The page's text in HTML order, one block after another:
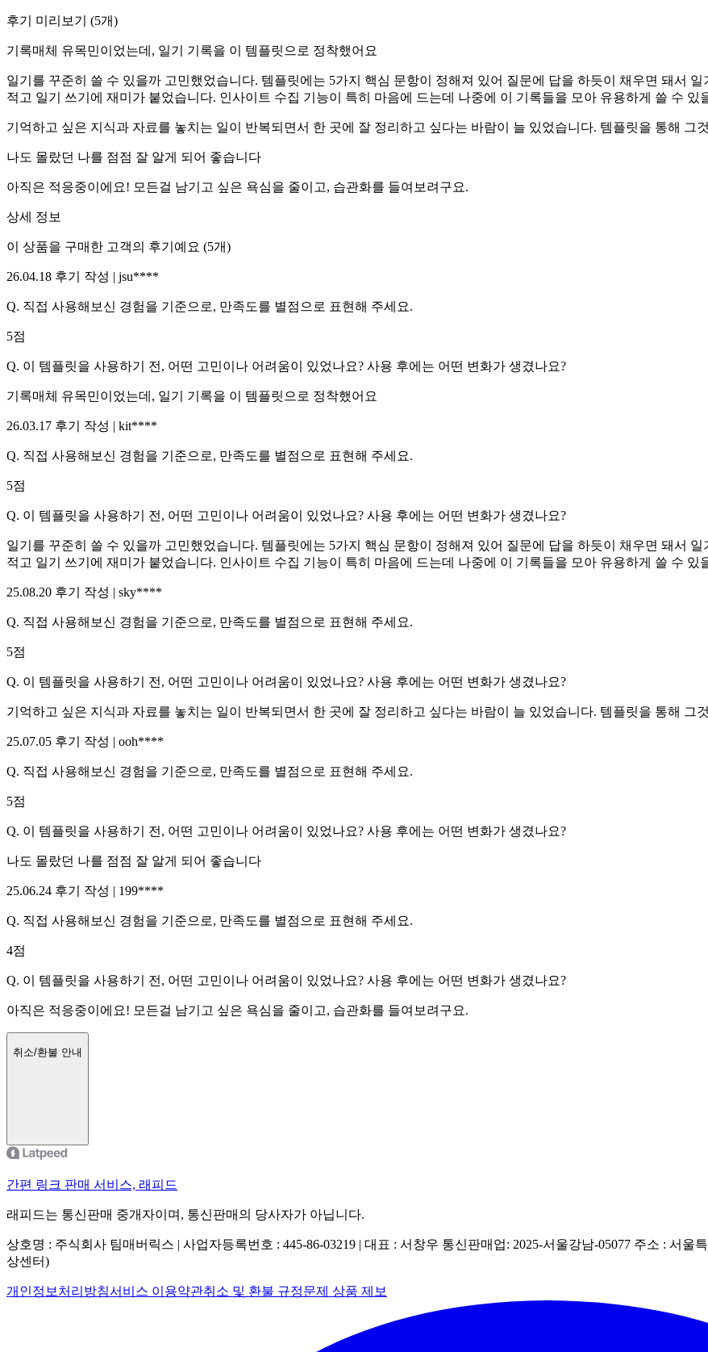
후기 미리보기 (5개)
기록매체 유목민이었는데, 일기 기록을 이 템플릿으로 정착했어요
일기를 꾸준히 쓸 수 있을까 고민했었습니다. 템플릿에는 5가지 핵심 문항이 정해져 있어 질문에 답을 하듯이 채우면 돼서
적고 일기 쓰기에 재미가 붙었습니다. 인사이트 수집 기능이 특히 마음에 드는데 나중에 이 기록들을 모아 유용하게 쓸 수 있
기억하고 싶은 지식과 자료를 놓치는 일이 반복되면서 한 곳에 잘 정리하고 싶다는 바람이 늘 있었습니다. 템플릿을 통해 그
나도 몰랐던 나를 점점 잘 알게 되어 좋습니다
아직은 적응중이에요! 모든걸 남기고 싶은 욕심을 줄이고, 습관화를 들여보려구요.
상세 정보
이 상품을 구매한 고객의 후기예요 (5개)
26.04.18 후기 작성 | jsu****
Q. 직접 사용해보신 경험을 기준으로, 만족도를 별점으로 표현해 주세요.
5점
Q. 이 템플릿을 사용하기 전, 어떤 고민이나 어려움이 있었나요? 사용 후에는 어떤 변화가 생겼나요?
기록매체 유목민이었는데, 일기 기록을 이 템플릿으로 정착했어요
26.03.17 후기 작성 | kit****
Q. 직접 사용해보신 경험을 기준으로, 만족도를 별점으로 표현해 주세요.
5점
Q. 이 템플릿을 사용하기 전, 어떤 고민이나 어려움이 있었나요? 사용 후에는 어떤 변화가 생겼나요?
일기를 꾸준히 쓸 수 있을까 고민했었습니다. 템플릿에는 5가지 핵심 문항이 정해져 있어 질문에 답을 하듯이 채우면 돼서
적고 일기 쓰기에 재미가 붙었습니다. 인사이트 수집 기능이 특히 마음에 드는데 나중에 이 기록들을 모아 유용하게 쓸 수 있
25.08.20 후기 작성 | sky****
Q. 직접 사용해보신 경험을 기준으로, 만족도를 별점으로 표현해 주세요.
5점
Q. 이 템플릿을 사용하기 전, 어떤 고민이나 어려움이 있었나요? 사용 후에는 어떤 변화가 생겼나요?
기억하고 싶은 지식과 자료를 놓치는 일이 반복되면서 한 곳에 잘 정리하고 싶다는 바람이 늘 있었습니다. 템플릿을 통해 그
25.07.05 후기 작성 | ooh****
Q. 직접 사용해보신 경험을 기준으로, 만족도를 별점으로 표현해 주세요.
5점
Q. 이 템플릿을 사용하기 전, 어떤 고민이나 어려움이 있었나요? 사용 후에는 어떤 변화가 생겼나요?
나도 몰랐던 나를 점점 잘 알게 되어 좋습니다
25.06.24 후기 작성 | 199****
Q. 직접 사용해보신 경험을 기준으로, 만족도를 별점으로 표현해 주세요.
4점
Q. 이 템플릿을 사용하기 전, 어떤 고민이나 어려움이 있었나요? 사용 후에는 어떤 변화가 생겼나요?
아직은 적응중이에요! 모든걸 남기고 싶은 욕심을 줄이고, 습관화를 들여보려구요.
취소/환불 안내
간편 링크 판매 서비스, 래피드
래피드는 통신판매 중개자이며, 통신판매의 당사자가 아닙니다.
상호명 : 주식회사 팀매버릭스 | 사업자등록번호 : 445-86-03219 | 대표 : 서창우 통신판매업: 2025-서울강남-05077 주소 : 서울
상센터)
개인정보처리방침서비스 이용약관취소 및 환불 규정문제 상품 제보